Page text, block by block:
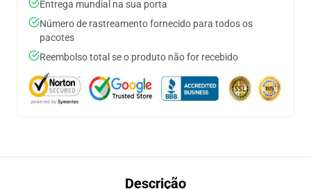
Entrega mundial na sua porta
Número de rastreamento fornecido para todos os
pacotes
Reembolso total se o produto não for recebido
Descrição